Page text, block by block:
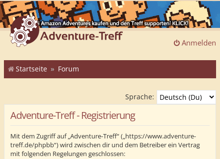
Anmelden
Startseite Forum
Sprache:
Adventure-Treff - Registrierung
Mit dem Zugriff auf „Adventure-Treff“ („https://www.adventure-
treff.de/phpbb“) wird zwischen dir und dem Betreiber ein Vertrag
mit folgenden Regelungen geschlossen: